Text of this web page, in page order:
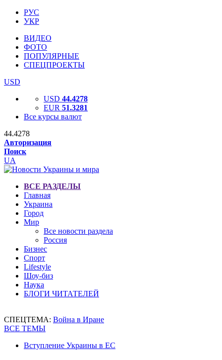
РУС
УКР
ВИДЕО
ФОТО
ПОПУЛЯРНЫЕ
СПЕЦПРОЕКТЫ
USD
USD 44.4278
EUR 51.3281
Все курсы валют
44.4278
Авторизация
Поиск
UA
ВСЕ РАЗДЕЛЫ
Главная
Украина
Город
Мир
Все новости раздела
Россия
Бизнес
Спорт
Lifestyle
Шоу-биз
Наука
БЛОГИ ЧИТАТЕЛЕЙ
СПЕЦТЕМА: Война в Иране
ВСЕ ТЕМЫ
Вступление Украины в ЕС